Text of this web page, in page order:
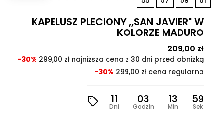
KAPELUSZ PLECIONY ,,SAN JAVIER" W
KOLORZE MADURO
Cena
209,00 zł
-30% 299,00 zł najniższa cena z 30 dni przed obniżką
-30% 299,00 zł cena regularna
11
Dni
03
Godzin
13
Min
57
Sek